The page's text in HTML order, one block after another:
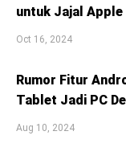
untuk Jajal
Oct 16, 2024
Rumor Fitur
Tablet Jadi PC
Aug 10, 2024